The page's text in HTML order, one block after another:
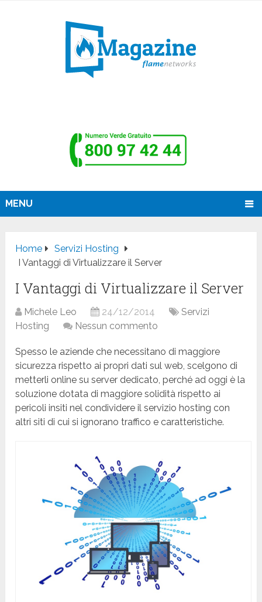
MENU
Home
Servizi Hosting
I Vantaggi di Virtualizzare il Server
I Vantaggi di Virtualizzare il Server
Michele Leo 24/12/2014
Servizi
Hosting
Nessun commento
Spesso le aziende che necessitano di maggiore
sicurezza rispetto ai propri dati sul web, scelgono di
metterli online su server dedicato, perché ad oggi è la
soluzione dotata di maggiore solidità rispetto ai
pericoli insiti nel condividere il servizio hosting con
altri siti di cui si ignorano traffico e caratteristiche.